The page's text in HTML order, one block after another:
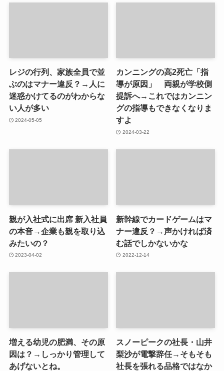
レジの行列、家族全員で並
ぶのはマナー違反？→人に
迷惑かけてるのがわからな
い人が多い
2024-05-05
カンニングの高2死亡「指
導が原因」 両親が学校側
提訴へ→これではカンニン
グの指導もできなくなりま
すよ
2024-03-22
親が入社式に出席 新入社員
の本音→企業も親を取り込
みたいの？
2023-04-02
新幹線でカードゲームはマ
ナー違反？→声かければ済
む話でしかないかな
2022-12-14
増える幼児の肥満、その原
因は？→しっかり管理して
あげないとね。
スノーピークの社長・山井
梨沙が電撃辞任→そもそも
社長を張れる品格ではなか